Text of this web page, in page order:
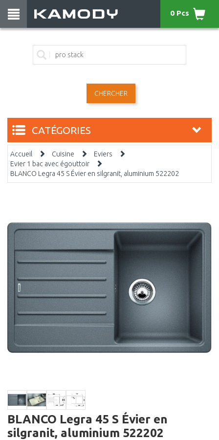
CHERCHER
0 Pcs
CATÉGORIES
Accueil Cuisine
Eviers
Evier 1 bac avec égouttoir
BLANCO Legra 45 S Évier en silgranit, aluminium 522202
BLANCO Legra 45 S Évier en
silgranit, aluminium 522202